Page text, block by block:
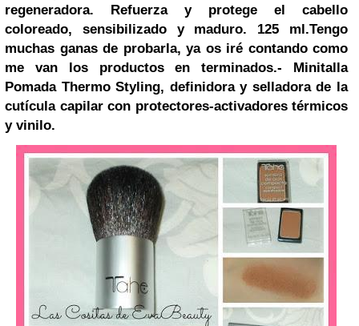
regeneradora. Refuerza y protege el cabello
coloreado, sensibilizado y maduro. 125 ml.Tengo
muchas ganas de probarla, ya os iré contando como
me van los productos en terminados.- Minitalla
Pomada Thermo Styling, definidora y selladora de la
cutícula capilar con protectores-activadores térmicos
y vinilo.